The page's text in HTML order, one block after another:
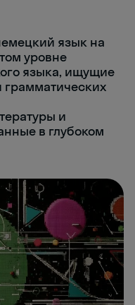
язык на
уровне
языка, ищущие
и
в глубоком